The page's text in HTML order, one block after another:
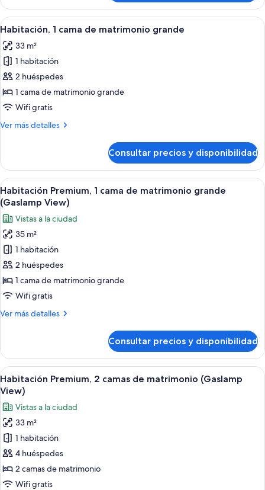
a
la
ciudad
Premium,
cama
matrimonio
grande,
vistas
a
la
ciudad
Abrir
todas
las
fotos
de
Habitación,
1
de
Una cocina moderna con una isla
2
Habitación, 1 cama de matrimonio grande
33 m²
1 habitación
2 huéspedes
1 cama de matrimonio grande
Wifi gratis
Ver más detalles
Más
1
cama
de
matrimonio
grande
Consultar precios y disponibilidad
Abrir
todas
las
fotos
de
Habitación
Premium,
1
cama
matrimonio
View)
Una cocina moderna con una isla
2
Habitación Premium, 1 cama de matrimonio grande
(Gaslamp View)
Vistas a la ciudad
35 m²
1 habitación
2 huéspedes
1 cama de matrimonio grande
Wifi gratis
Ver más detalles
Más
Premium,
cama
de
matrimonio
grande
(Gaslamp
View)
Consultar precios y disponibilidad
Abrir
todas
las
fotos
de
Habitación
Premium,
2
camas
Una cocina moderna con una isla
2
Habitación Premium, 2 camas de matrimonio (Gaslamp
View)
Vistas a la ciudad
33 m²
1 habitación
4 huéspedes
2 camas de matrimonio
Wifi gratis